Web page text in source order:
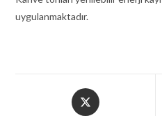
uygulanmaktadır.
Opens
in